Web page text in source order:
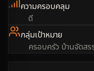
ความครอบคลุม
ดี
กลุ่มเป้าหมาย
ครอบครัว บ้านจัดสร